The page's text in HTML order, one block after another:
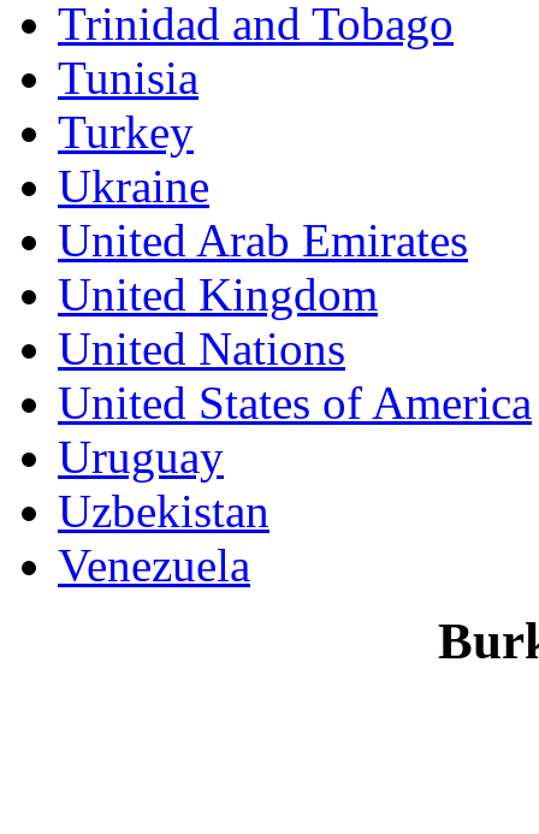
Trinidad and Tobago
Tunisia
Turkey
Ukraine
United Arab Emirates
United Kingdom
United Nations
United States of America
Uruguay
Uzbekistan
Venezuela